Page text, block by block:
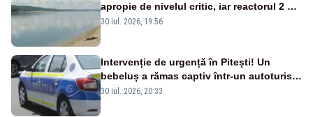
apropie de nivelul critic, iar reactorul 2 de
la Cernavodă ar putea fi oprit
30 iul. 2026, 19:56
Intervenție de urgență în Pitești! Un
bebeluș a rămas captiv într-un autoturism
din cauza unei defecțiuni
30 iul. 2026, 20:33